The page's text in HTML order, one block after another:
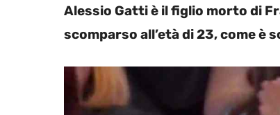
Alessio Gatti è il figlio morto di
scomparso all’età di 23, come è